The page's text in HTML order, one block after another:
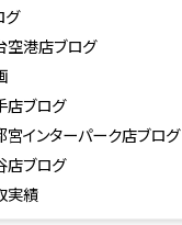
グ
空港店ブログ
店ブログ
宮インターパーク店ブログ
店ブログ
実績